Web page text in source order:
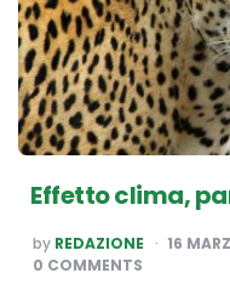
Effetto clima,
POSTED
BY
by REDAZIONE 16
0 COMMENTS